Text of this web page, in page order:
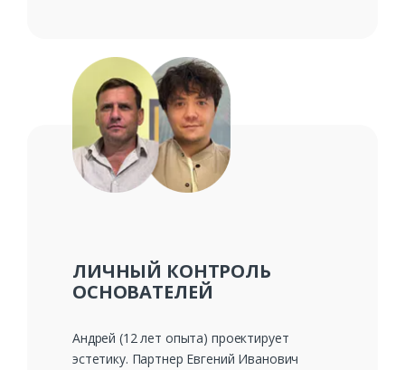
ЛИЧНЫЙ КОНТРОЛЬ
ОСНОВАТЕЛЕЙ
Андрей (12 лет опыта) проектирует
эстетику. Партнер Евгений Иванович